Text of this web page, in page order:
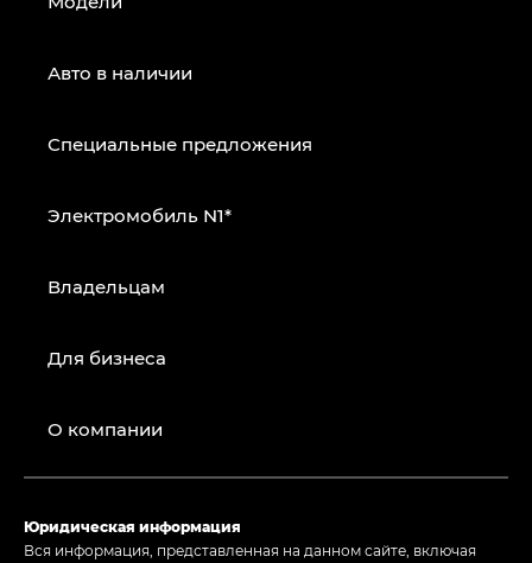
Авто в наличии
Специальные предложения
Электромобиль N1*
Владельцам
Для бизнеса
О компании
Юридическая информация
Вся информация, представленная на данном сайте, включая